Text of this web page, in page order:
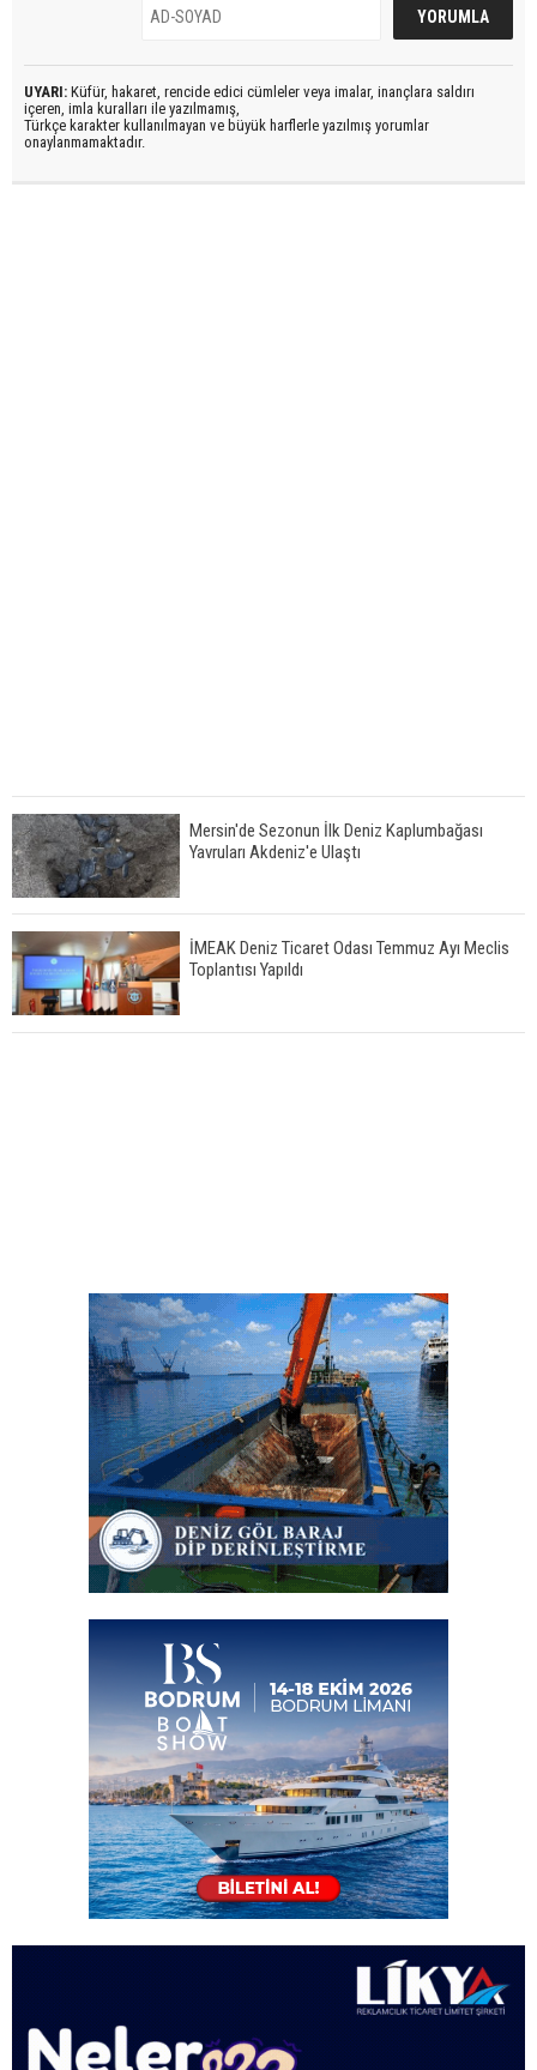
UYARI: Küfür, hakaret, rencide edici cümleler veya imalar, inançlara saldırı
içeren, imla kuralları ile yazılmamış,
Türkçe karakter kullanılmayan ve büyük harflerle yazılmış yorumlar
onaylanmamaktadır.
Mersin'de Sezonun İlk Deniz Kaplumbağası
Yavruları Akdeniz'e Ulaştı
İMEAK Deniz Ticaret Odası Temmuz Ayı Meclis
Toplantısı Yapıldı